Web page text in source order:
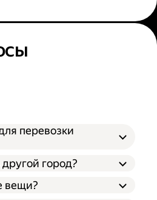
перевозки
город?
вещи?